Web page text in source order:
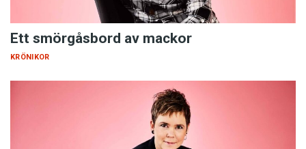
Ett smörgåsbord av mackor
KRÖNIKOR